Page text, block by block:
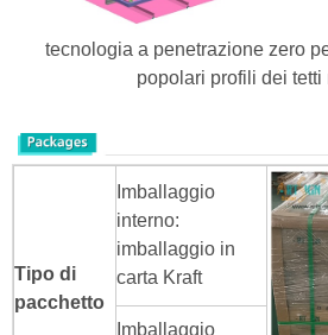
tecnologia a penetrazione zero
popolari profili dei tetti
Tipo di
pacchetto
Imballaggio
interno:
imballaggio in
carta Kraft
Imballaggio